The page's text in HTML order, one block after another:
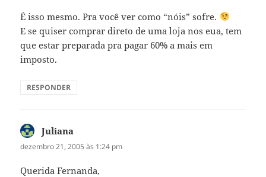
É isso mesmo. Pra você ver como “nóis” sofre.
E se quiser comprar direto de uma loja nos eua, tem
que estar preparada pra pagar 60% a mais em
imposto.
RESPONDER
Juliana
dezembro 21, 2005 às 1:24 pm
Querida Fernanda,